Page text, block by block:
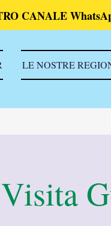
CANALE
LE NOSTRE
Visita